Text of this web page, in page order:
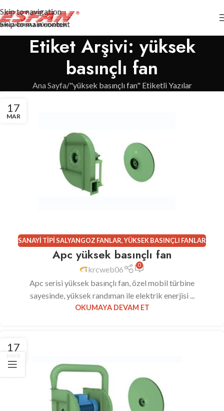
Skip to navigation
Skip to main content
Etiket Arşivi: yüksek
basınçlı fan
Ana Sayfa "yüksek basınçlı fan" Etiketli Yazılar
17
MAR
SANAYI TIPI SALYANGOZ FANLAR,YÜKSEK BASINÇLI FANLAR
Apc yüksek basınçlı fan
krcweb06 0
Apc serisi yüksek basınçlı fan, özel mobil türbine
sayesinde, yüksek randıman ile elektrik enerjisi ...
OKUMAYA DEVAM ET
17